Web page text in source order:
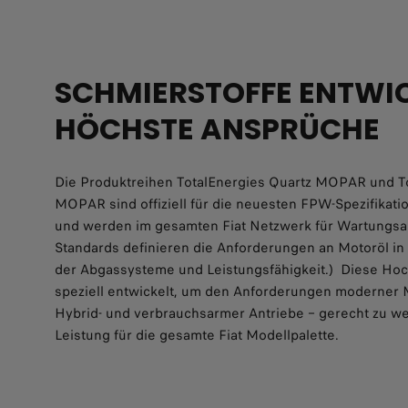
SCHMIERSTOFFE
HÖCHSTE ANSPRÜCHE
Die Produktreihen TotalEnergies Quartz MOPAR und
MOPAR sind offiziell für die neuesten FPW-
und werden im gesamten Fiat Netzwerk für
Standards definieren die Anforderungen an Motoröl in
der Abgassysteme und Leistungsfähigkeit.) Diese
speziell entwickelt, um den Anforderungen moderner
Hybrid- und verbrauchsarmer Antriebe – gerecht zu
Leistung für die gesamte Fiat Modellpalette.